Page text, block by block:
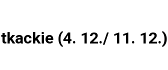
(4. 12./ 11. 12.)